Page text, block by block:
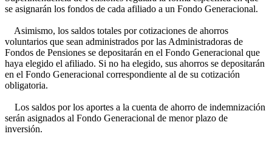
se asignarán los fondos de cada afiliado a un Fondo Generacional.
Asimismo, los saldos totales por cotizaciones de ahorros
voluntarios que sean administrados por las Administradoras de
Fondos de Pensiones se depositarán en el Fondo Generacional que
haya elegido el afiliado. Si no ha elegido, sus ahorros se depositarán
en el Fondo Generacional correspondiente al de su cotización
obligatoria.
Los saldos por los aportes a la cuenta de ahorro de indemnización
serán asignados al Fondo Generacional de menor plazo de
inversión.